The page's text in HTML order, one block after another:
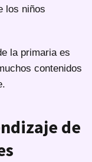
los niños
la primaria es
contenidos
de